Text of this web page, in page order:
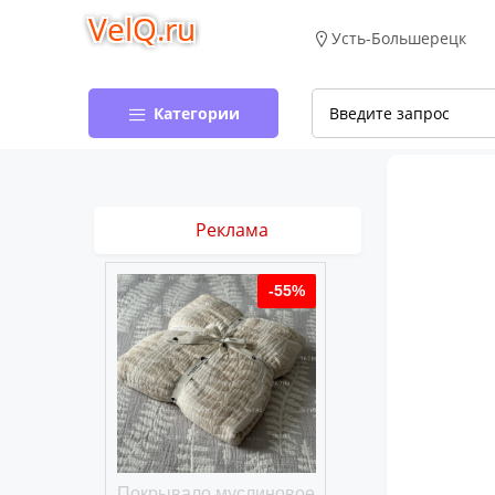
VelQ.ru Усть-Большерецк
Категории
Реклама
-55%